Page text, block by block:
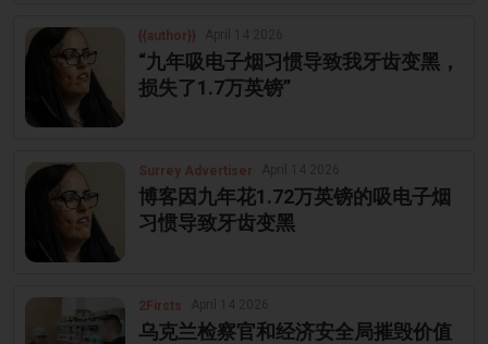
{{author}}
“九年吸电子烟习惯导致我牙齿变黑，
损失了1.7万英镑”
Surrey Advertiser
博客因九年花1.72万英镑的吸电子烟
习惯导致牙齿变黑
2Firsts
乌克兰检察官和经济安全局摧毁价值